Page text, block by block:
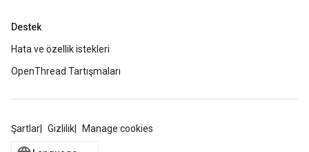
Destek
Hata ve özellik istekleri
OpenThread Tartışmaları
Şartlar Gizlilik Manage cookies